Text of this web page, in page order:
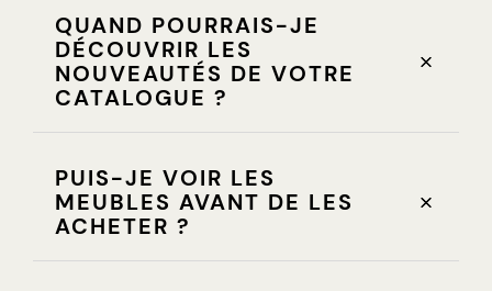
QUAND POURRAIS-JE
DÉCOUVRIR LES
NOUVEAUTÉS DE VOTRE
CATALOGUE ?
PUIS-JE VOIR LES
MEUBLES AVANT DE LES
ACHETER ?